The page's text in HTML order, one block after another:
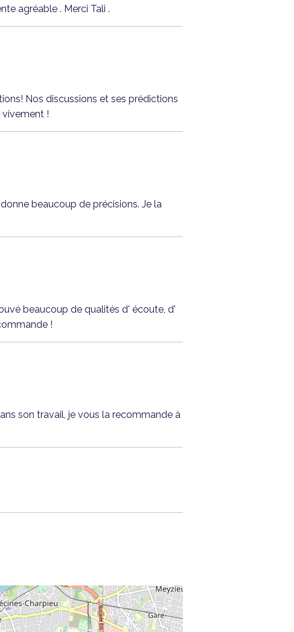
agréable . Merci Tali .
Nos discussions et ses prédictions
vivement !
beaucoup de précisions. Je la
beaucoup de qualités d' écoute, d'
!
son travail, je vous la recommande à